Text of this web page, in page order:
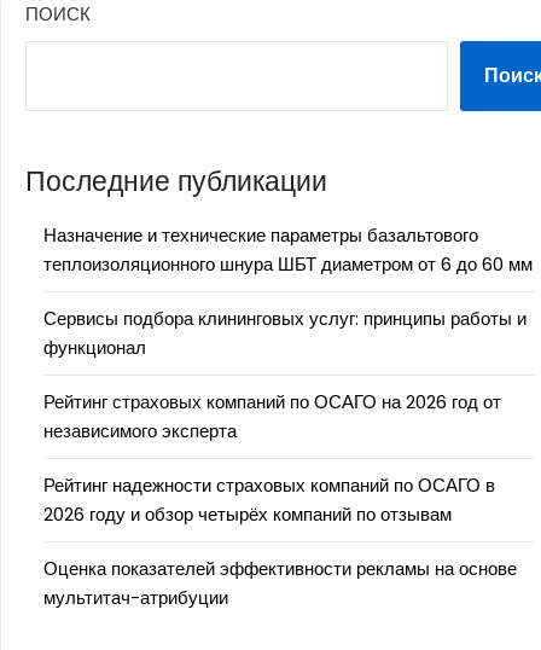
ПОИСК
Последние публикации
Назначение и технические параметры базальтового
теплоизоляционного шнура ШБТ диаметром от 6 до 60 мм
Сервисы подбора клининговых услуг: принципы работы и
функционал
Рейтинг страховых компаний по ОСАГО на 2026 год от
независимого эксперта
Рейтинг надежности страховых компаний по ОСАГО в
2026 году и обзор четырёх компаний по отзывам
Оценка показателей эффективности рекламы на основе
мультитач-атрибуции